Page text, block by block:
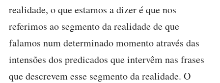
realidade, o que estamos a dizer é que nos
referimos ao segmento da realidade de que
falamos num determinado momento através das
intensões dos predicados que intervêm nas frases
que descrevem esse segmento da realidade. O